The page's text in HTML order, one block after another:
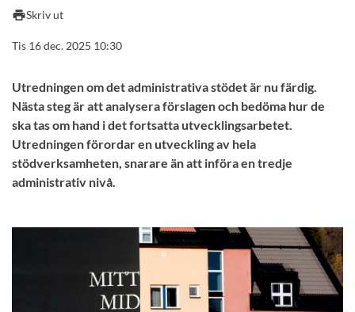
Kurser och program
printSkriv ut
Tis 16 dec. 2025 10:30
Utredningen om det administrativa stödet är nu färdig.
Nästa steg är att analysera förslagen och bedöma hur de
ska tas om hand i det fortsatta utvecklingsarbetet.
Utredningen förordar en utveckling av hela
stödverksamheten, snarare än att införa en tredje
administrativ nivå.